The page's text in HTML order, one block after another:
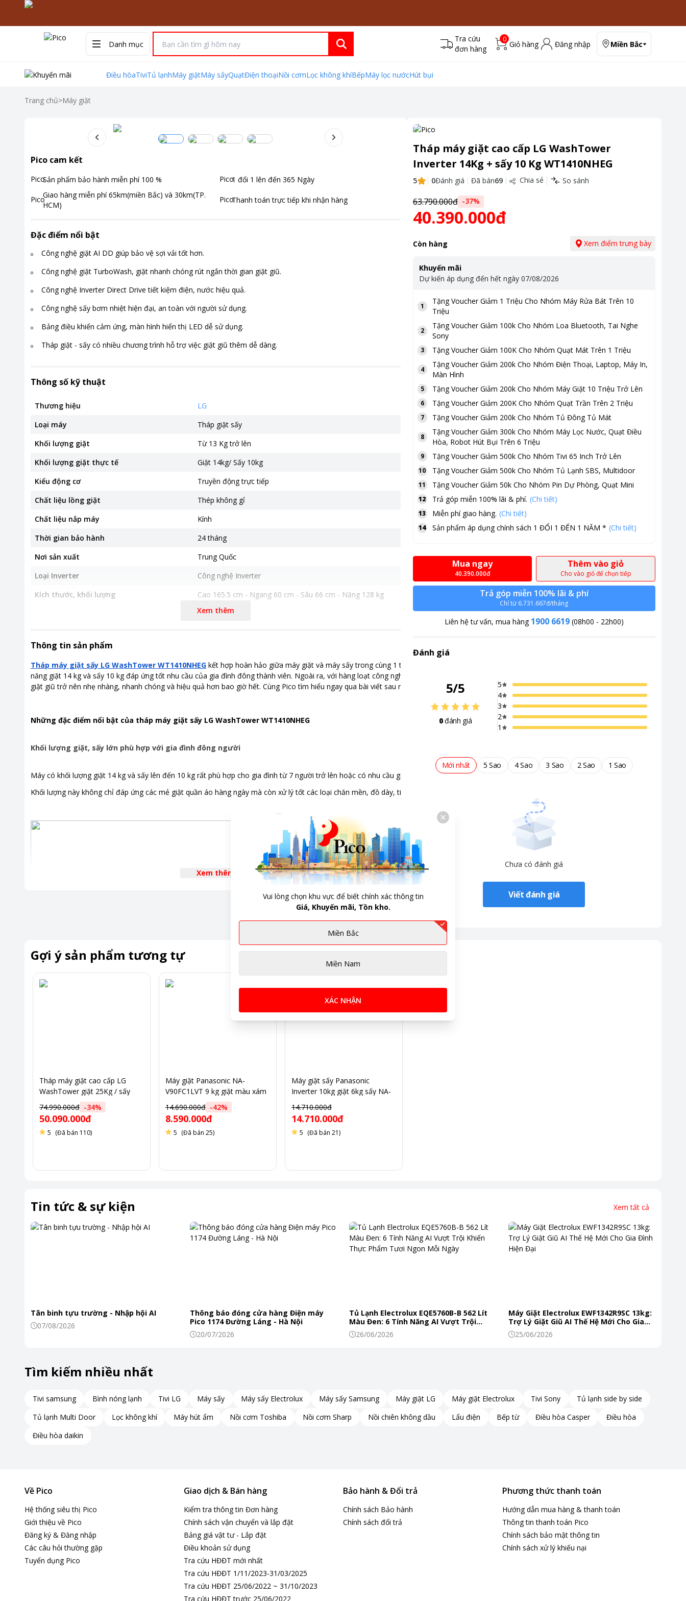
Danh mục
Tra cứu
đơn hàng
0
Giỏ hàng Đăng nhập Miền Bắc
Điều hòaTiviTủ lạnhMáy giặtMáy sấyQuạtĐiện thoạiNồi cơmLọc không khíBếpMáy lọc nướcHút bụi
Trang chủ>Máy giặt
Pico cam kết
Sản phẩm bảo hành miễn phí 100 % 1 đổi 1 lên đến365 Ngày
Giao hàng miễn phí 65km(miền Bắc) và 30km(TP.
HCM)
Thanh toán trực tiếp khi nhận hàng
Đặc điểm nổi bật
Công nghệ giặt AI DD giúp bảo vệ sợi vải tốt hơn.
Công nghệ giặt TurboWash, giặt nhanh chóng rút ngắn thời gian giặt giũ.
Công nghệ Inverter Direct Drive tiết kiệm điện, nước hiệu quả.
Công nghệ sấy bơm nhiệt hiện đại, an toàn với người sử dụng.
Bảng điều khiển cảm ứng, màn hình hiển thị LED dễ sử dụng.
Tháp giặt - sấy có nhiều chương trình hỗ trợ việc giặt giũ thêm dễ dàng.
Thông số kỹ thuật
Thương hiệu
LG
Loại máy
Tháp giặt sấy
Khối lượng giặt
Từ 13 Kg trở lên
Khối lượng giặt thực tế
Giặt 14kg/ Sấy 10kg
Kiểu động cơ
Truyền động trực tiếp
Chất liệu lồng giặt
Thép không gỉ
Chất liệu nắp máy
Kính
Thời gian bảo hành
24 tháng
Nơi sản xuất
Trung Quốc
Loại Inverter
Công nghệ Inverter
Kích thước, khối lượng
Cao 165.5 cm - Ngang 60 cm - Sâu 66 cm - Nặng 128 kg
Công nghệ giặt hơi nước
Bảng điều khiển
Tiện ích
Giặt hơi nước,Inverter tiết kiệm điện,Chạy êm và bền
(truyền động trực tiếp),Khóa trẻ em,Thêm đồ trong khi
Kết nối Wifi
Tự động vệ sinh lồng giặt
Turbowash
Đồ cotton
Sấy nhanh
Giặt nhanh
Diệt khuẩn
Sấy vỏ chăn
Sấy giảm nhăn
Xem thêm
Thông tin sản phẩm
Tháp máy giặt sấy LG WashTower WT1410NHEG kết hợp hoàn hảo giữa máy giặt và máy sấy trong cùng 1 thiết bị giúp tiết kiệm không gian, thời gian và tối ưu việc giặt giũ. Với khả
năng giặt 14 kg và sấy 10 kg đáp ứng tốt nhu cầu của gia đình đông thành viên. Ngoài ra, với hàng loạt công nghệ hiện đại như AI DD, giặt hơi nước, sấy bơm nhiệt, kết nối Wifi giúp việc
giặt giũ trở nên nhẹ nhàng, nhanh chóng và hiệu quả hơn bao giờ hết. Cùng Pico tìm hiểu ngay qua bài viết sau nhé!
Những đặc điểm nổi bật của tháp máy giặt sấy LG WashTower WT1410NHEG
Khối lượng giặt, sấy lớn phù hợp với gia đình đông người
Máy có khối lượng giặt 14 kg và sấy lên đến 10 kg rất phù hợp cho gia đình từ 7 người trở lên hoặc có nhu cầu giặt sấy lớn.
Khối lượng này không chỉ đáp ứng các mẻ giặt quần áo hàng ngày mà còn xử lý tốt các loại chăn mền, đồ dày, tiết kiệm thời gian và công sức đáng kể.
Tháp tích hợp công nghệ AI DD™ sử dụng trí tuệ nhân tạo để cảm biến khối lượng và chất liệu vải sau đó tự động tối ưu chuyển động giặt phù hợp.
Công nghệ giặt hơi nước Steam diệt khuẩn, giảm nhăn
Xem thêm
Tháp máy giặt cao cấp LG WashTower
Inverter 14Kg + sấy 10 Kg WT1410NHEG
5 0Đánh giá Đã bán69 Chia sẻ So sánh
63.790.000đ -37%
40.390.000đ
Còn hàng Xem điểm trưng bày
Khuyến mãi
Dự kiến áp dụng đến hết ngày 07/08/2026
1
TặngVoucher Giảm 1 Triệu Cho Nhóm Máy Rửa Bát Trên 10
Triệu
2
TặngVoucher Giảm 100k Cho Nhóm Loa Bluetooth, Tai Nghe
Sony
3 TặngVoucher Giảm 100K Cho Nhóm Quạt Mát Trên 1 Triệu
4
TặngVoucher Giảm 200k Cho Nhóm Điện Thoại, Laptop, Máy In,
Màn Hình
5 TặngVoucher Giảm 200k Cho Nhóm Máy Giặt 10 Triệu Trở Lên
6 TặngVoucher Giảm 200K Cho Nhóm Quạt Trần Trên 2 Triệu
7 TặngVoucher Giảm 200k Cho Nhóm Tủ Đông Tủ Mát
8
TặngVoucher Giảm 300k Cho Nhóm Máy Lọc Nước, Quạt Điều
Hòa, Robot Hút Bụi Trên 6 Triệu
9 TặngVoucher Giảm 500k Cho Nhóm Tivi 65 Inch Trở Lên
10 TặngVoucher Giảm 500k Cho Nhóm Tủ Lạnh SBS, Multidoor
11 TặngVoucher Giảm 50k Cho Nhóm Pin Dự Phòng, Quạt Mini
12 Trả góp miễn 100% lãi & phí. (Chi tiết)
13 Miễn phí giao hàng. (Chi tiết)
14 Sản phẩm áp dụng chính sách 1 ĐỔI 1 ĐẾN 1 NĂM * (Chi tiết)
Mua ngay
40.390.000đ
Thêm vào giỏ
Cho vào giỏ để chọn tiếp
Trả góp miễn 100% lãi & phí
Chỉ từ 6.731.667đ/tháng
Liên hệ tư vấn, mua hàng 1900 6619 (08h00 - 22h00)
Đánh giá
5/5
0đánh giá
5
4
3
2
1
Mới nhất 5 Sao 4 Sao 3 Sao 2 Sao 1 Sao
Chưa có đánh giá
Viết đánh giá
Gợi ý sản phẩm tương tự
Tháp máy giặt cao cấp LG
WashTower giặt 25Kg / sấy
17Kg WT2517NHEG
74.990.000đ -34%
50.090.000đ
5 (Đã bán 110)
Máy giặt Panasonic NA-
V90FC1LVT 9 kg giặt màu xám
14.690.000đ -42%
8.590.000đ
5 (Đã bán 25)
Máy giặt sấy Panasonic
Inverter 10kg giặt 6kg sấy NA-
14.710.000đ
14.710.000đ
5 (Đã bán 21)
Tin tức & sự kiện Xem tất cả
Tân binh tựu trường - Nhập hội AI
07/08/2026
Thông báo đóng cửa hàng Điện máy
Pico 1174 Đường Láng - Hà Nội
20/07/2026
Tủ Lạnh Electrolux EQE5760B-B 562 Lít
Màu Đen: 6 Tính Năng AI Vượt Trội
Khiến Thực Phẩm Tươi Ngon Mỗi Ngày
26/06/2026
Máy Giặt Electrolux EWF1342R9SC 13kg:
Trợ Lý Giặt Giũ AI Thế Hệ Mới Cho Gia
Đình Hiện Đại
25/06/2026
Tìm kiếm nhiều nhất
Tivi samsung Bình nóng lạnh Tivi LG Máy sấy Máy sấy Electrolux Máy sấy Samsung Máy giặt LG Máy giặt Electrolux Tivi Sony
Tủ lạnh side by side
Tủ lạnh Multi Door
Lọc không khí Máy hút ẩm Nồi cơm Toshiba Nồi cơm Sharp Nồi chiên không dầu Lẩu điện Bếp từ Điều hòa Casper
Điều hòa
Điều hòa daikin
Về Pico
Hệ thống siêu thị Pico
Giới thiệu về Pico
Đăng ký & Đăng nhập
Các câu hỏi thường gặp
Tuyển dụng Pico
Giao dịch & Bán hàng
Kiểm tra thông tin Đơn hàng
Chính sách vận chuyển và lắp đặt
Bảng giá vật tư - Lắp đặt
Điều khoản sử dụng
Tra cứu HĐĐT mới nhất
Tra cứu HĐĐT 1/11/2023-31/03/2025
Tra cứu HĐĐT 25/06/2022 ~ 31/10/2023
Tra cứu HĐĐT trước 25/06/2022
Bảo hành & Đổi trả
Chính sách Bảo hành
Chính sách đổi trả
Phương thức thanh toán
Hướng dẫn mua hàng & thanh toán
Thông tin thanh toán Pico
Chính sách bảo mật thông tin
Chính sách xử lý khiếu nại
Vui lòng chọn khu vực để biết chính xác thông tin
Giá, Khuyến mãi, Tồn kho.
Miền Bắc
Miền Nam
XÁC NHẬN